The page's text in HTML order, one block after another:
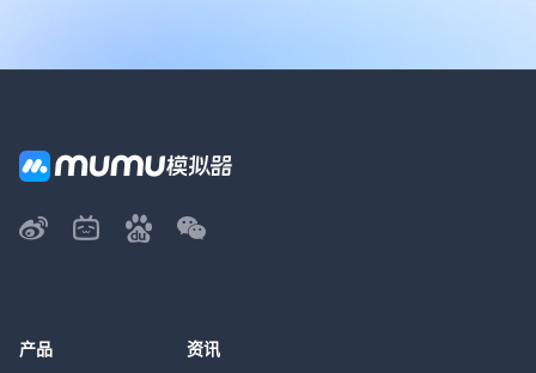
产品 资讯